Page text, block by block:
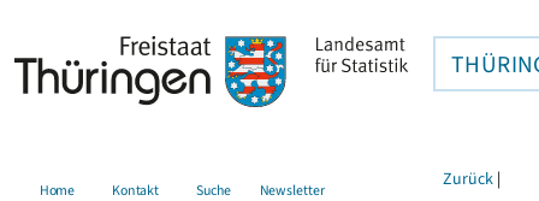
Home Kontakt Suche Newsletter Zurück |